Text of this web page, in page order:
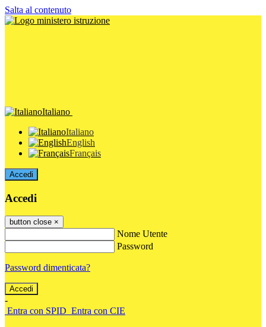
Salta al contenuto
Italiano
Italiano
English
Français
Accedi
Accedi
button close ×
Nome Utente
Password
Password dimenticata?
-
Entra con SPID Entra con CIE